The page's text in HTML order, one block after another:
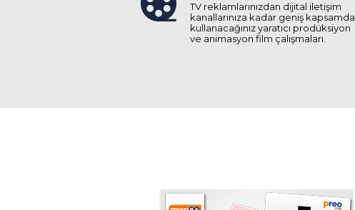
TV reklamlarınızdan dijital iletişim
kanallarınıza kadar geniş kapsamda
kullanacağınız yaratıcı prodüksiyon
ve animasyon film çalışmaları.